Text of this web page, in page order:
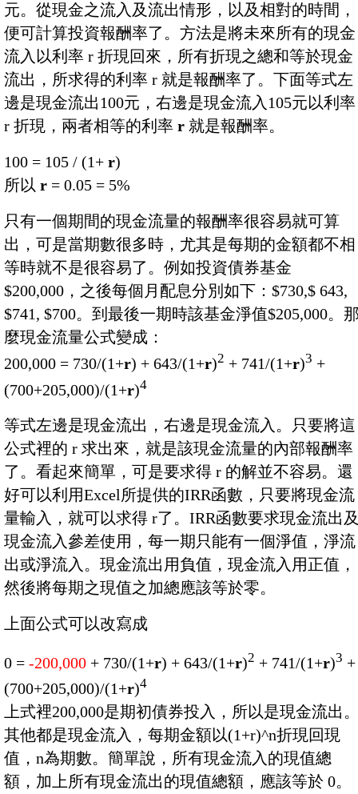
元。從現金之流入及流出情形，以及相對的時間，
便可計算投資報酬率了。方法是將未來所有的現金
流入以利率 r 折現回來，所有折現之總和等於現金
流出，所求得的利率 r 就是報酬率了。下面等式左
邊是現金流出100元，右邊是現金流入105元以利率
r 折現，兩者相等的利率 r 就是報酬率。
100 = 105 / (1+ r)
所以 r = 0.05 = 5%
只有一個期間的現金流量的報酬率很容易就可算
出，可是當期數很多時，尤其是每期的金額都不相
等時就不是很容易了。例如投資債券基金
$200,000，之後每個月配息分別如下：$730,$ 643,
$741, $700。到最後一期時該基金淨值$205,000。
麼現金流量公式變成：
200,000 = 730/(1+r) + 643/(1+r)2 + 741/(1+r)3 +
(700+205,000)/(1+r)4
等式左邊是現金流出，右邊是現金流入。只要將這
公式裡的 r 求出來，就是該現金流量的內部報酬率
了。看起來簡單，可是要求得 r 的解並不容易。還
好可以利用Excel所提供的IRR函數，只要將現金流
量輸入，就可以求得 r了。IRR函數要求現金流出
現金流入參差使用，每一期只能有一個淨值，淨流
出或淨流入。現金流出用負值，現金流入用正值，
然後將每期之現值之加總應該等於零。
上面公式可以改寫成
0 = -200,000 + 730/(1+r) + 643/(1+r)2 + 741/(1+r)3 +
(700+205,000)/(1+r)4
上式裡200,000是期初債券投入，所以是現金流出
其他都是現金流入，每期金額以(1+r)^n折現回現
值，n為期數。簡單說，所有現金流入的現值總
額，加上所有現金流出的現值總額，應該等於 0。